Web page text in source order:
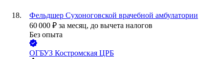
Фельдшер Сухоноговской врачебной амбулатории
60 000 ₽ за месяц, до вычета налогов
Без опыта
ОГБУЗ Костромская ЦРБ